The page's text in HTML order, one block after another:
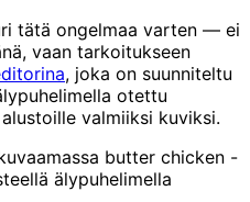
tätä ongelmaa varten — ei
vaan tarkoitukseen
, joka on suunniteltu
otettu
valmiiksi kuviksi.
butter chicken -
älypuhelimella